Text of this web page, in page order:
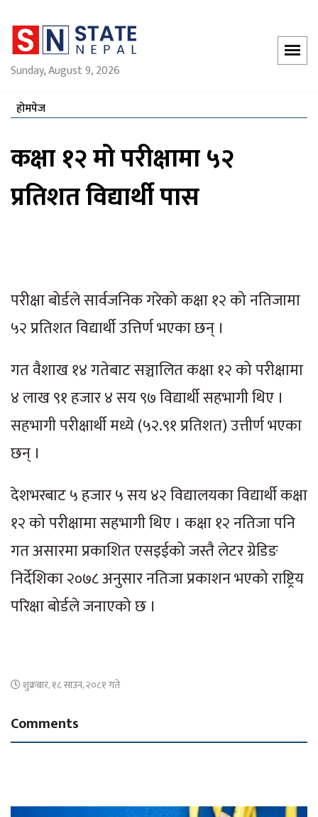
Sunday, August 9, 2026
होमपेज
कक्षा १२ मो परीक्षामा ५२
प्रतिशत विद्यार्थी पास
परीक्षा बोर्डले सार्वजनिक गरेको कक्षा १२ को नतिजामा
५२ प्रतिशत विद्यार्थी उत्तिर्ण भएका छन् ।
गत वैशाख १४ गतेबाट सञ्चालित कक्षा १२ को परीक्षामा
४ लाख ९१ हजार ४ सय ९७ विद्यार्थी सहभागी थिए ।
सहभागी परीक्षार्थी मध्ये (५२.९१ प्रतिशत) उत्तीर्ण भएका
छन् ।
देशभरबाट ५ हजार ५ सय ४२ विद्यालयका विद्यार्थी कक्षा
१२ को परीक्षामा सहभागी थिए । कक्षा १२ नतिजा पनि
गत असारमा प्रकाशित एसइईको जस्तै लेटर ग्रेडिङ
निर्देशिका २०७८ अनुसार नतिजा प्रकाशन भएको राष्ट्रिय
परिक्षा बोर्डले जनाएको छ ।
शुक्रबार, १८ साउन, २०८१ गते
Comments